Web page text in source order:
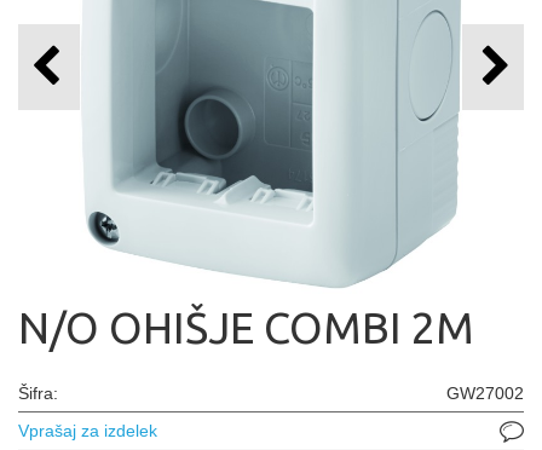
N/O OHIŠJE COMBI 2M
Šifra:
GW27002
Vprašaj za izdelek